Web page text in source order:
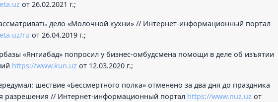
от 26.02.2021 г.;
дело «Молочной кухни» // Интернет-информационный портал
ru от 26.04.2019 г.;
«Янгиабад» попросил у бизнес-омбудсмена помощи в деле об изъятии
https://www.kun.uz от 12.03.2020 г.;
шествие «Бессмертного полка» отменено за два дня до праздника
разрешения // Интернет-информационный портал https://www.nuz.uz от